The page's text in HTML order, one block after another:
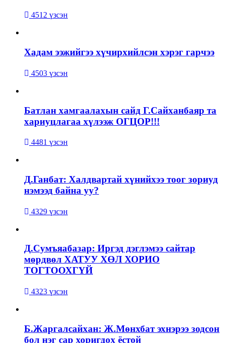
4512 үзсэн
Хадам ээжийгээ хүчирхийлсэн хэрэг гарчээ
4503 үзсэн
Батлан хамгаалахын сайд Г.Сайханбаяр та
хариуцлагаа хүлээж ОГЦОР!!!
4481 үзсэн
Д.Ганбат: Халдвартай хүнийхээ тоог зориуд
нэмээд байна уу?
4329 үзсэн
Д.Сумъяабазар: Иргэд дэглэмээ сайтар
мөрдвөл ХАТУУ ХӨЛ ХОРИО
ТОГТООХГҮЙ
4323 үзсэн
Б.Жаргалсайхан: Ж.Мөнхбат эхнэрээ зодсон
бол нэг сар хоригдох ёстой